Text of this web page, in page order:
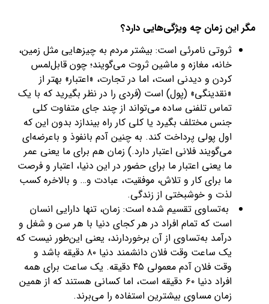
مگر این زمان چه ویژگی‌هایی دارد؟
ثروتی نامرئی است: بیشتر مردم به چیزهایی مثل زمین،
خانه، مغازه و ماشین ثروت می‌گویند؛ چون قابل‌لمس
کردن و دیدنی است، اما در تجارت، «اعتبار» بهتر از
«نقدینگی» (پول) است (فردی را در نظر بگیرید که با یک
تماس تلفنی ساده می‌تواند از چند جای متفاوت کلی
جنس مختلف بگیرد یا کلی کار راه بیندازد بدون این که
اول پولی پرداخت کند. به چنین آدم بانفوذ و باعرضه‌ای
می‌گویند فلانی اعتبار دارد.) زمان هم برای ما یعنی عمر
ما یعنی اعتبار ما برای حضور در این دنیا، اعتبار و فرصت
ما برای کار و تلاش، موفقیت، عبادت و… و بالاخره کسب
لذت و خوشبختی از زندگی.
به‌تساوی تقسیم شده است: زمان، تنها دارایی انسان
است که تمام افراد در هر کجای دنیا با هر سن و شغل و
درآمد به‌تساوی از آن برخوردارند، یعنی این‌طور نیست که
یک ساعت وقت فلان دانشمند دنیا ۸۰ دقیقه باشد و
وقت فلان آدم معمولی ۴۵ دقیقه. یک ساعت برای همه
افراد دنیا ۶۰ دقیقه است، اما کسانی هستند که از همین
زمان مساوی بیشترین استفاده را می‌برند.